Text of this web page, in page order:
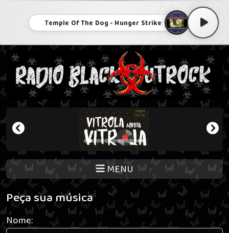
Temple Of The Dog - Hunger Strike
MENU
Peça sua música
Nome: